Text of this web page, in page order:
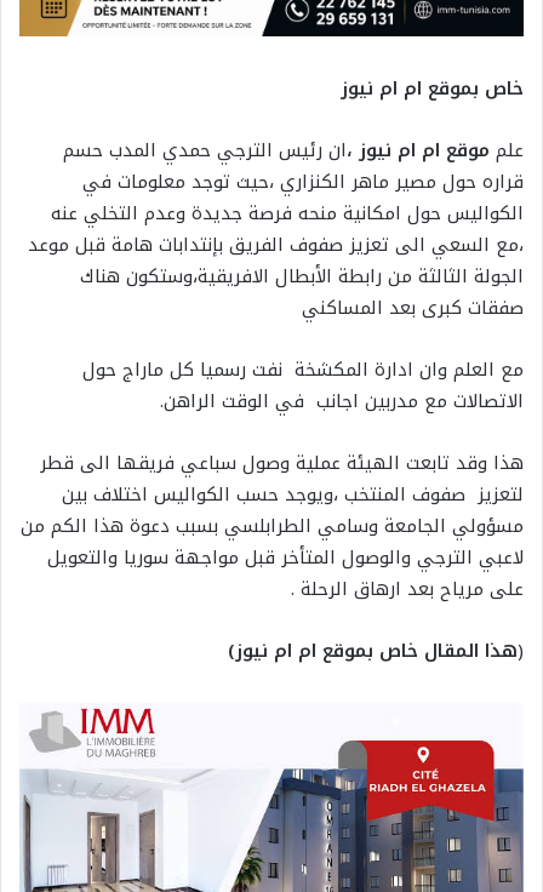
خاص بموقع ام ام نيوز
علم موقع ام ام نيوز ،ان رئيس الترجي حمدي المدب حسم
قراره حول مصير ماهر الكنزاري ،حيث توجد معلومات في
الكواليس حول امكانية منحه فرصة جديدة وعدم التخلي عنه
،مع السعي الى تعزيز صفوف الفريق بإنتدابات هامة قبل موعد
الجولة الثالثة من رابطة الأبطال الافريقية،وستكون هناك
صفقات كبرى بعد المساكني
مع العلم وان ادارة المكشخة نفت رسميا كل ماراج حول
الاتصالات مع مدربين اجانب في الوقت الراهن.
هذا وقد تابعت الهيئة عملية وصول سباعي فريقها الى قطر
لتعزيز صفوف المنتخب ،ويوجد حسب الكواليس اختلاف بين
مسؤولي الجامعة وسامي الطرابلسي بسبب دعوة هذا الكم من
لاعبي الترجي والوصول المتأخر قبل مواجهة سوريا والتعويل
على مرياح بعد ارهاق الرحلة .
(هذا المقال خاص بموقع ام ام نيوز)